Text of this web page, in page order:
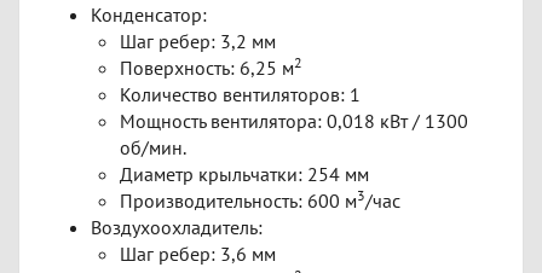
Конденсатор:
Шаг ребер: 3,2 мм
Поверхность: 6,25 м2
Количество вентиляторов: 1
Мощность вентилятора: 0,018 кВт / 1300
об/мин.
Диаметр крыльчатки: 254 мм
Производительность: 600 м3/час
Воздухоохладитель:
Шаг ребер: 3,6 мм